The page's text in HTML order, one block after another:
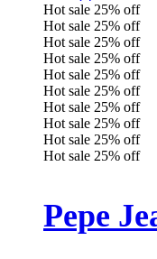
Hot sale 25% off
Hot sale 25% off
Hot sale 25% off
Hot sale 25% off
Hot sale 25% off
Hot sale 25% off
Hot sale 25% off
Hot sale 25% off
Hot sale 25% off
Hot sale 25% off
Pepe